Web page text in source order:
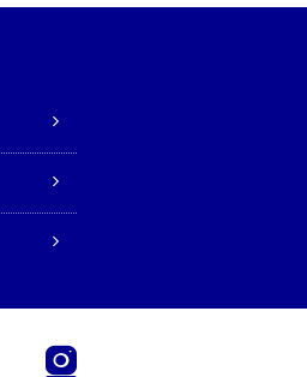
Instagram